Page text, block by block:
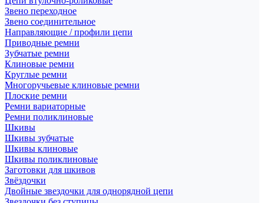
Звено переходное
Звено соединительное
Направляющие / профили цепи
Приводные ремни
Зубчатые ремни
Клиновые ремни
Круглые ремни
Многоручьевые клиновые ремни
Плоские ремни
Ремни вариаторные
Ремни поликлиновые
Шкивы
Шкивы зубчатые
Шкивы клиновые
Шкивы поликлиновые
Заготовки для шкивов
Звёздочки
Двойные звездочки для однорядной цепи